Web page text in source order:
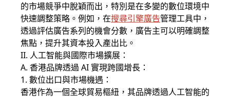
的市場競爭中脫穎而出，特別是在多變的數位環境中
快速調整策略。例如，在搜尋引擎廣告管理工具中，
透過評估廣告系列的機會分數，廣告主可以明確調整
焦點，提升其資本投入產出比。
II. 人工智能與國際市場擴展：
A. 香港品牌透過 AI 實現跨國增長：
1. 數位出口與市場機遇：
香港作為一個全球貿易樞紐，其品牌透過人工智能的